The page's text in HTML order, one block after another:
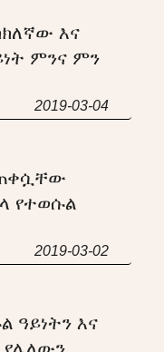
እና
ምንና ምን
2019-03-04
የተወሱል
2019-03-02
ዓይነትን እና